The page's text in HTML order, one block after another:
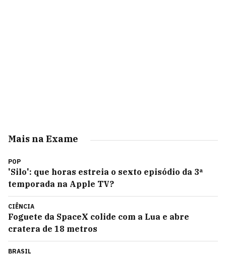
Mais na Exame
POP
'Silo': que horas estreia o sexto episódio da 3ª
temporada na Apple TV?
CIÊNCIA
Foguete da SpaceX colide com a Lua e abre
cratera de 18 metros
BRASIL